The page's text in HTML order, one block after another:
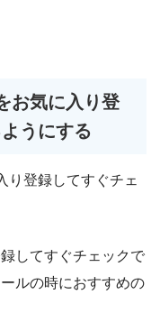
お気に入り登
うにする
り登録してすぐチェ
してすぐチェックで
ルの時におすすめの